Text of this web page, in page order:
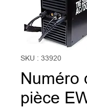
SKU : 33920
Numéro
pièce